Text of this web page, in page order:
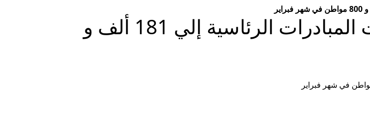
زيادة عدد المنتفعين من خدمات المبادرات الرئاسية إلي 181 ألف و